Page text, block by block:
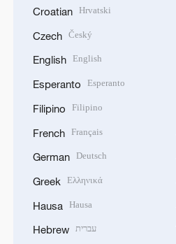
Croatian Hrvatski
Czech Český
English English
Esperanto Esperanto
Filipino Filipino
French Français
German Deutsch
Greek Ελληνικά
Hausa Hausa
Hebrew עברית